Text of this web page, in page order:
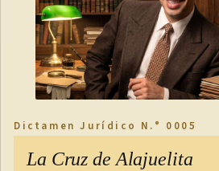
Dictamen Jurídico N.° 0005
La Cruz de Alajuelita